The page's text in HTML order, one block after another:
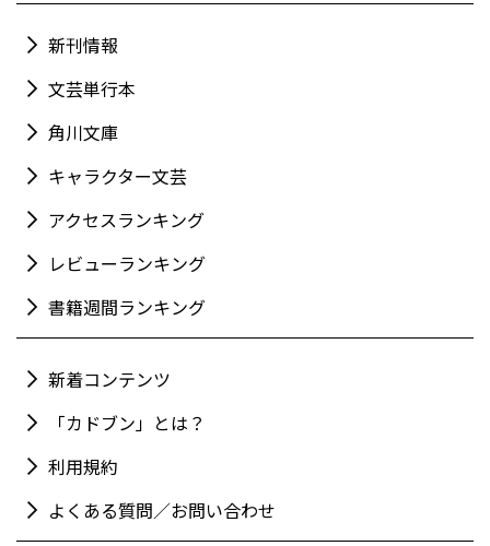
新刊情報
文芸単行本
角川文庫
キャラクター文芸
アクセスランキング
レビューランキング
書籍週間ランキング
新着コンテンツ
「カドブン」とは？
利用規約
よくある質問／お問い合わせ